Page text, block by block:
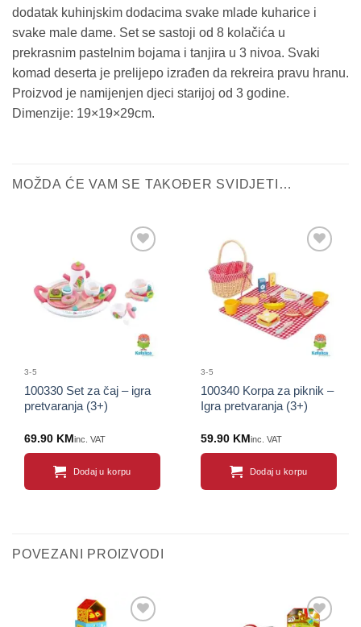
dodatak kuhinjskim dodacima svake mlade kuharice i
svake male dame. Set se sastoji od 8 kolačića u
prekrasnim pastelnim bojama i tanjira u 3 nivoa. Svaki
komad deserta je prelijepo izrađen da rekreira pravu hranu.
Proizvod je namijenjen djeci starijoj od 3 godine.
Dimenzije: 19×19×29cm.
MOŽDA ĆE VAM SE TAKOĐER SVIDJETI…
3-5
100330 Set za čaj – igra
pretvaranja (3+)
69.90 KM inc. VAT
Dodaj u korpu
3-5
100340 Korpa za piknik –
Igra pretvaranja (3+)
59.90 KM inc. VAT
Dodaj u korpu
POVEZANI PROIZVODI